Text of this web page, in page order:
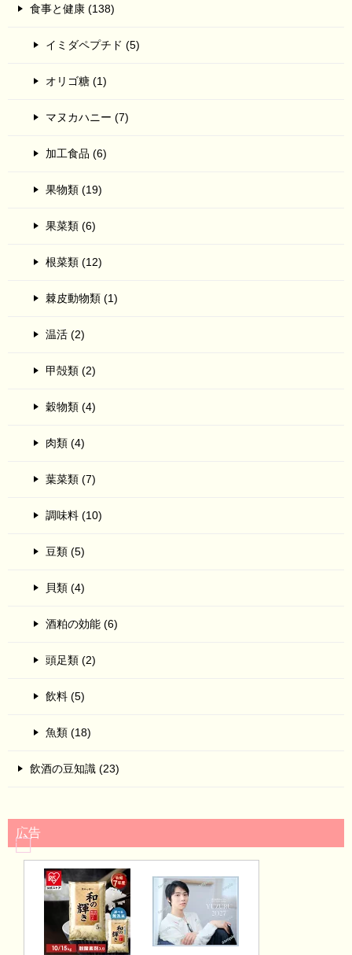
食事と健康 (138)
イミダペプチド (5)
オリゴ糖 (1)
マヌカハニー (7)
加工食品 (6)
果物類 (19)
果菜類 (6)
根菜類 (12)
棘皮動物類 (1)
温活 (2)
甲殻類 (2)
穀物類 (4)
肉類 (4)
葉菜類 (7)
調味料 (10)
豆類 (5)
貝類 (4)
酒粕の効能 (6)
頭足類 (2)
飲料 (5)
魚類 (18)
飲酒の豆知識 (23)
広告